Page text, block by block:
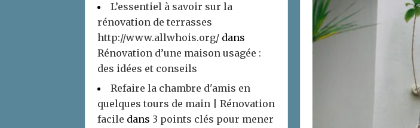
L’essentiel à savoir sur la
rénovation de terrasses
http://www.allwhois.org/ dans
Rénovation d’une maison usagée :
des idées et conseils
Refaire la chambre d'amis en
quelques tours de main | Rénovation
facile dans 3 points clés pour mener